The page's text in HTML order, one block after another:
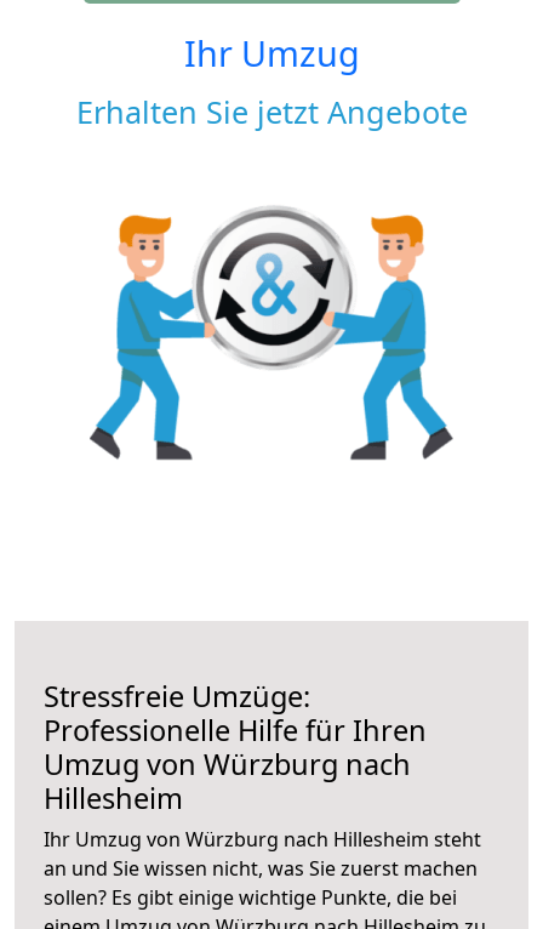
Ihr Umzug
Erhalten Sie jetzt Angebote
Stressfreie Umzüge:
Professionelle Hilfe für Ihren
Umzug von Würzburg nach
Hillesheim
Ihr Umzug von Würzburg nach Hillesheim steht
an und Sie wissen nicht, was Sie zuerst machen
sollen? Es gibt einige wichtige Punkte, die bei